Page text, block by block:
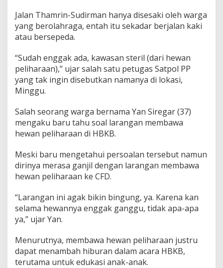
Jalan Thamrin-Sudirman hanya disesaki oleh warga
yang berolahraga, entah itu sekadar berjalan kaki
atau bersepeda.
“Sudah enggak ada, kawasan steril (dari hewan
peliharaan),” ujar salah satu petugas Satpol PP
yang tak ingin disebutkan namanya di lokasi,
Minggu.
Salah seorang warga bernama Yan Siregar (37)
mengaku baru tahu soal larangan membawa
hewan peliharaan di HBKB.
Meski baru mengetahui persoalan tersebut namun
dirinya merasa ganjil dengan larangan membawa
hewan peliharaan ke CFD.
“Larangan ini agak bikin bingung, ya. Karena kan
selama hewannya enggak ganggu, tidak apa-apa
ya,” ujar Yan.
Menurutnya, membawa hewan peliharaan justru
dapat menambah hiburan dalam acara HBKB,
terutama untuk edukasi anak-anak.